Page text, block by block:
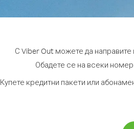
С Viber Out можете да
Обадете се на всеки
Купете кредитни пакети или